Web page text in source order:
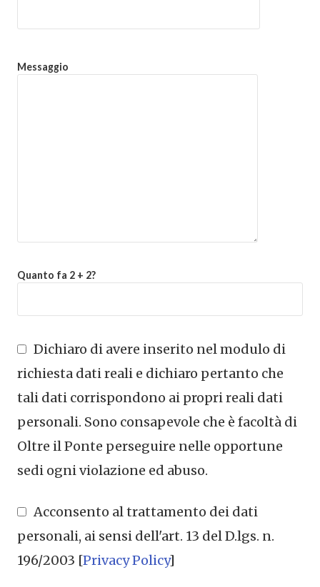
Messaggio
Quanto fa 2 + 2?
Dichiaro di avere inserito nel modulo di
richiesta dati reali e dichiaro pertanto che
tali dati corrispondono ai propri reali dati
personali. Sono consapevole che è facoltà di
Oltre il Ponte perseguire nelle opportune
sedi ogni violazione ed abuso.
Acconsento al trattamento dei dati
personali, ai sensi dell'art. 13 del D.lgs. n.
196/2003 [Privacy Policy]